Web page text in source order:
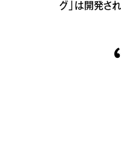
グ」は開発さ